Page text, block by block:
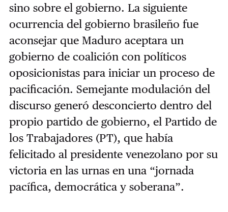
sino sobre el gobierno. La siguiente
ocurrencia del gobierno brasileño fue
aconsejar que Maduro aceptara un
gobierno de coalición con políticos
oposicionistas para iniciar un proceso de
pacificación. Semejante modulación del
discurso generó desconcierto dentro del
propio partido de gobierno, el Partido de
los Trabajadores (PT), que había
felicitado al presidente venezolano por su
victoria en las urnas en una “jornada
pacífica, democrática y soberana”.